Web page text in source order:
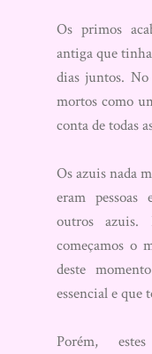
Os primos
antiga que
dias juntos. No
mortos como
conta de todas
Os azuis nada
eram pessoas
outros azuis.
começamos o
deste
essencial e que
Porém,